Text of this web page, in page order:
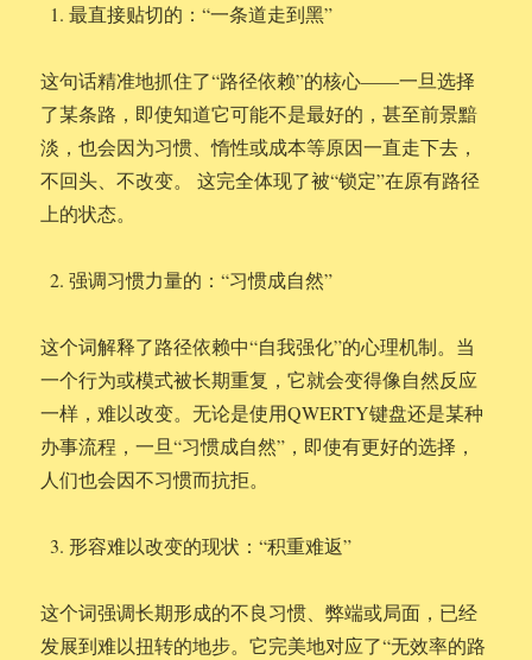
最直接贴切的：“一条道走到黑”
这句话精准地抓住了“路径依赖”的核心——一旦选择
了某条路，即使知道它可能不是最好的，甚至前景黯
淡，也会因为习惯、惰性或成本等原因一直走下去，
不回头、不改变。 这完全体现了被“锁定”在原有路径
上的状态。
强调习惯力量的：“习惯成自然”
这个词解释了路径依赖中“自我强化”的心理机制。当
一个行为或模式被长期重复，它就会变得像自然反应
一样，难以改变。无论是使用QWERTY键盘还是某种
办事流程，一旦“习惯成自然”，即使有更好的选择，
人们也会因不习惯而抗拒。
形容难以改变的现状：“积重难返”
这个词强调长期形成的不良习惯、弊端或局面，已经
发展到难以扭转的地步。它完美地对应了“无效率的路